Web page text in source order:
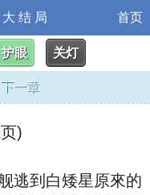
结 局 首页
护眼 关灯
下一章
)
到白矮星原來的